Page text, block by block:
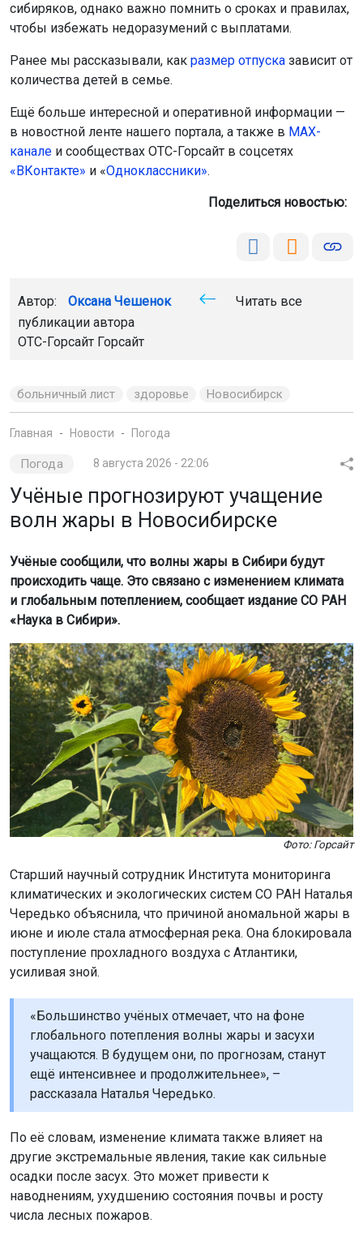
сибиряков, однако важно помнить о сроках и правилах,
чтобы избежать недоразумений с выплатами.
Ранее мы рассказывали, как размер отпуска зависит от
количества детей в семье.
Ещё больше интересной и оперативной информации —
в новостной ленте нашего портала, а также в МАХ-
канале и сообществах ОТС-Горсайт в соцсетях
«ВКонтакте» и «Одноклассники».
Поделиться новостью:
Автор: Оксана Чешенок
Читать все
публикации автора
ОТС-Горсайт Горсайт
больничный лист здоровье Новосибирск
Главная Новости Погода
Погода 8 августа 2026 - 22:06
Учёные прогнозируют учащение
волн жары в Новосибирске
Учёные сообщили, что волны жары в Сибири будут
происходить чаще. Это связано с изменением климата
и глобальным потеплением, сообщает издание СО РАН
«Наука в Сибири».
Фото: Горсайт
Старший научный сотрудник Института мониторинга
климатических и экологических систем СО РАН Наталья
Чередько объяснила, что причиной аномальной жары в
июне и июле стала атмосферная река. Она блокировала
поступление прохладного воздуха с Атлантики,
усиливая зной.
«Большинство учёных отмечает, что на фоне
глобального потепления волны жары и засухи
учащаются. В будущем они, по прогнозам, станут
ещё интенсивнее и продолжительнее», –
рассказала Наталья Чередько.
По её словам, изменение климата также влияет на
другие экстремальные явления, такие как сильные
осадки после засух. Это может привести к
наводнениям, ухудшению состояния почвы и росту
числа лесных пожаров.